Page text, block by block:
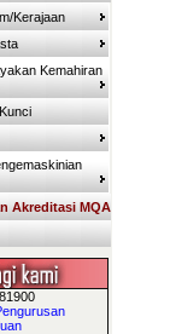
Kerajaan
Kemahiran
Akreditasi MQA